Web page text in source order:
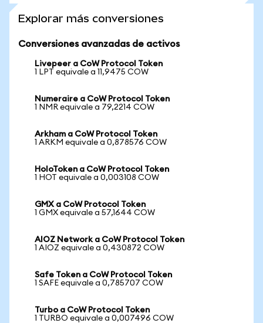
Explorar más conversiones
Conversiones avanzadas de activos
Livepeer a CoW Protocol Token
1 LPT equivale a 11,9475 COW
Numeraire a CoW Protocol Token
1 NMR equivale a 79,2214 COW
Arkham a CoW Protocol Token
1 ARKM equivale a 0,878576 COW
HoloToken a CoW Protocol Token
1 HOT equivale a 0,003108 COW
GMX a CoW Protocol Token
1 GMX equivale a 57,1644 COW
AIOZ Network a CoW Protocol Token
1 AIOZ equivale a 0,430872 COW
Safe Token a CoW Protocol Token
1 SAFE equivale a 0,785707 COW
Turbo a CoW Protocol Token
1 TURBO equivale a 0,007496 COW